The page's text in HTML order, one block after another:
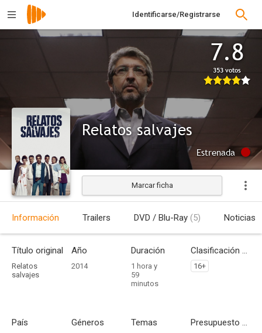
Identificarse/Registrarse
7.8
353 votos
Relatos salvajes
Estrenada
Marcar ficha
Información Trailers DVD / Blu-Ray (5) Noticias
Título original
Relatos
salvajes
Año
2014
Duración
1 hora y
59
minutos
Clasificación por edades
16+
País Géneros Temas Presupuesto - Ingresos